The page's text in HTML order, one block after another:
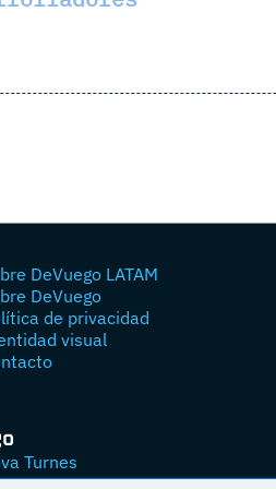
DeVuego LATAM
DeVuego
de privacidad
visual
Turnes